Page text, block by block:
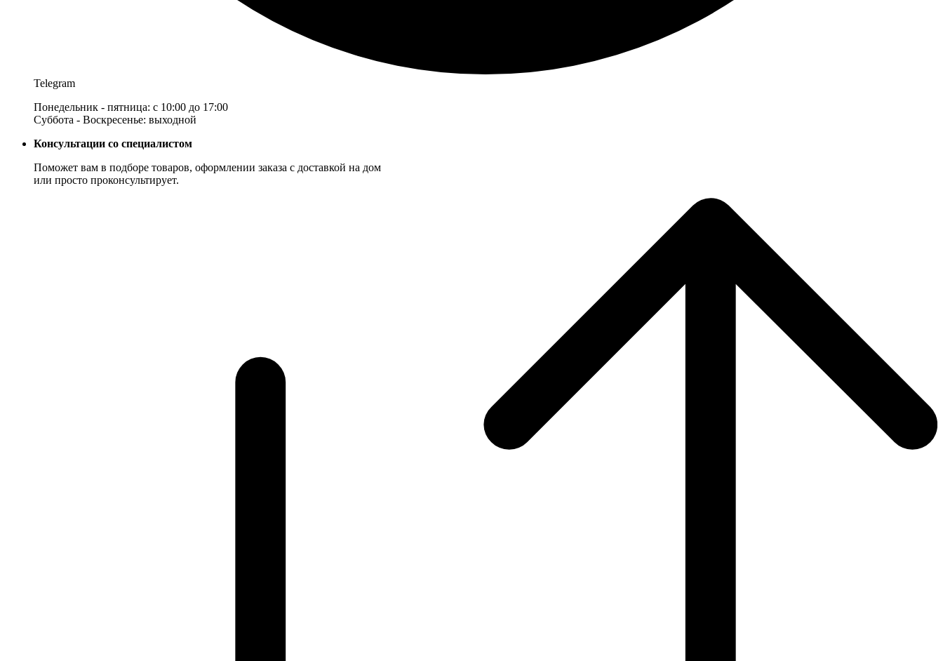
Telegram
Понедельник - пятница: с 10:00 до 17:00
Суббота - Воскресенье: выходной
Консультации со специалистом
Поможет вам в подборе товаров, оформлении заказа с доставкой на дом
или просто проконсультирует.